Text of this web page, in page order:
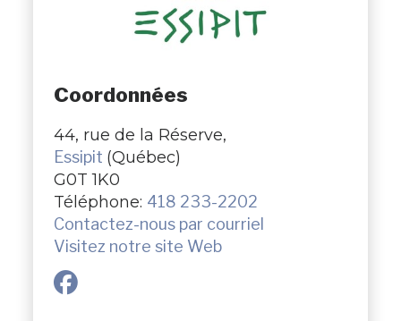
Coordonnées
44, rue de la Réserve,
Essipit (Québec)
G0T 1K0
Téléphone: 418 233-2202
Contactez-nous par courriel
Visitez notre site Web